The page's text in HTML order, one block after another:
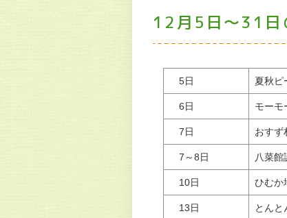
12月5日～31日
5日 夏秋ピ
6日 モーモ
7日 おすず
7～8日 八菜館
10日 ひむか
13日 とんと